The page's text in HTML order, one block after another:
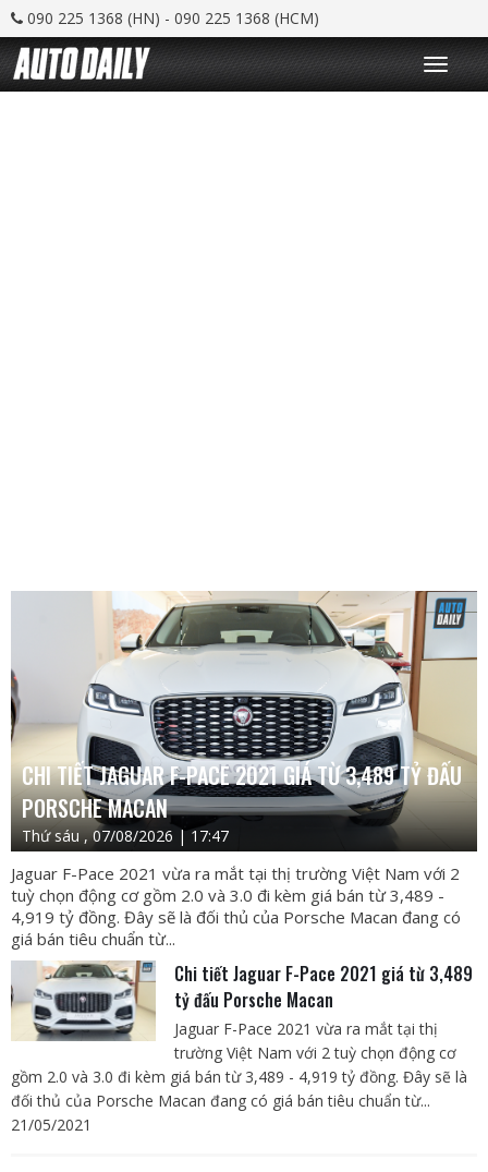
090 225 1368 (HN) - 090 225 1368 (HCM)
T
o
g
CHI TIẾT JAGUAR F-PACE 2021 GIÁ TỪ 3,489 TỶ ĐẤU
PORSCHE MACAN
Thứ sáu , 07/08/2026 | 17:47
Jaguar F-Pace 2021 vừa ra mắt tại thị trường Việt Nam với 2
tuỳ chọn động cơ gồm 2.0 và 3.0 đi kèm giá bán từ 3,489 -
4,919 tỷ đồng. Đây sẽ là đối thủ của Porsche Macan đang có
giá bán tiêu chuẩn từ...
Chi tiết Jaguar F-Pace 2021 giá từ 3,489
tỷ đấu Porsche Macan
Jaguar F-Pace 2021 vừa ra mắt tại thị
trường Việt Nam với 2 tuỳ chọn động cơ
gồm 2.0 và 3.0 đi kèm giá bán từ 3,489 - 4,919 tỷ đồng. Đây sẽ là
đối thủ của Porsche Macan đang có giá bán tiêu chuẩn từ...
21/05/2021